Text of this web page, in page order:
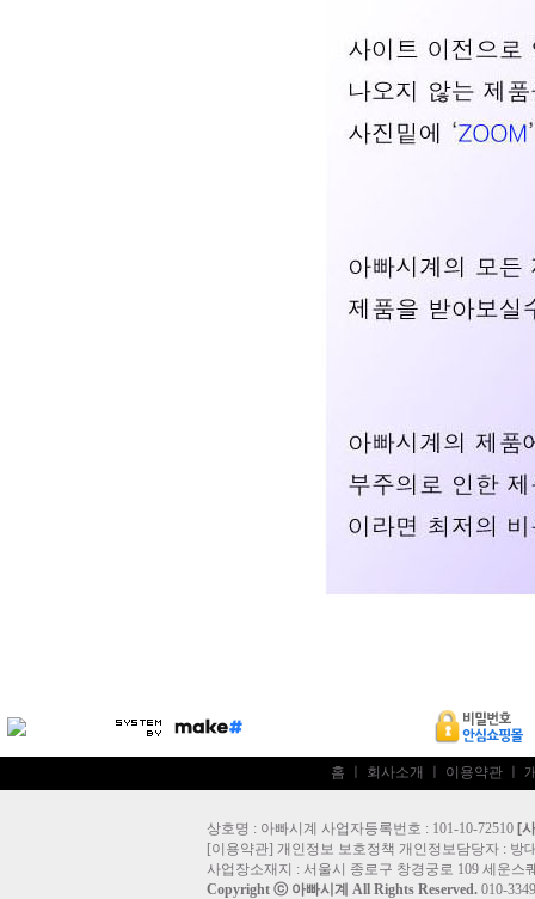
홈 회사소개 이용약관
상호명 : 아빠시계 사업자등록번호 : 101-10-72510 [
[이용약관] 개인정보 보호정책 개인정보담당자 : 방
사업장소재지 : 서울시 종로구 창경궁로 109 세운스
Copyright ⓒ 아빠시계 All Rights Reserved. 010-